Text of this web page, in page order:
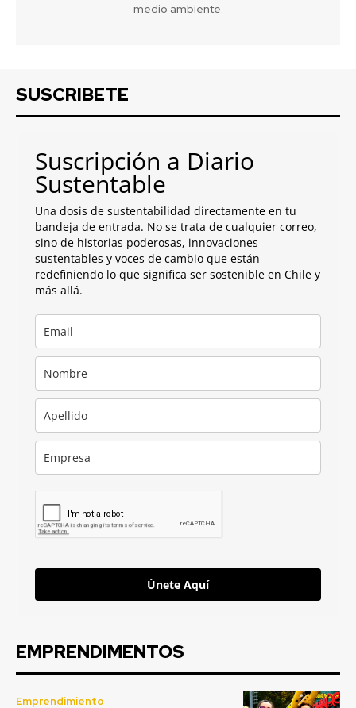
medio ambiente.
SUSCRIBETE
Suscripción a Diario
Sustentable
Una dosis de sustentabilidad directamente en tu
bandeja de entrada. No se trata de cualquier correo,
sino de historias poderosas, innovaciones
sustentables y voces de cambio que están
redefiniendo lo que significa ser sostenible en Chile y
más allá.
Únete Aquí
EMPRENDIMENTOS
Emprendimiento